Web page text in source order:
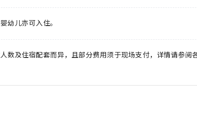
幼儿亦可入住。
数及住宿配套而异，且部分费用须于现场支付，详情请参阅